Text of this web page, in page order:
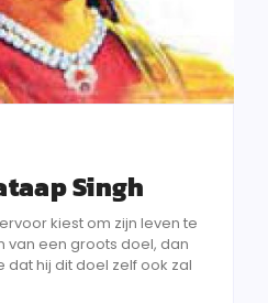
Singh
kiest om zijn leven te
van een groots doel, dan
dat hij dit doel zelf ook zal